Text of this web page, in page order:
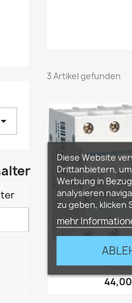
arrow_drop_down
3 Artikel gefunden

Diese Website
Drittanbietern,
Werbung in
analysieren
zu geben, klicken
mehr